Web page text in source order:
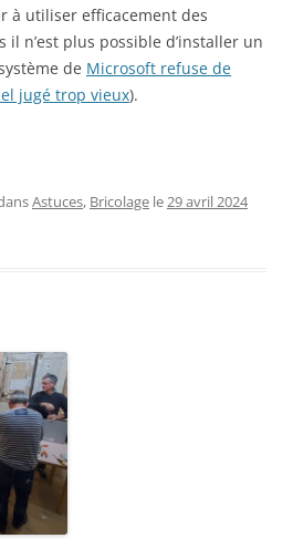
à utiliser efficacement des
n’est plus possible d’installer un
de Microsoft refuse de
jugé trop vieux).
Astuces, Bricolage le29 avril 2024